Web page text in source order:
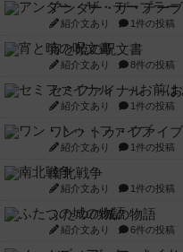
アンダー・ザ・テー
紹介文あり 1件の投稿
宵と暁の呪文書
紹介文あり 8件の投稿
セミファイナル ～お
紹介文あり 1件の投稿
ワン・トゥ・ファイブ
紹介文あり 1件の投稿
南北戦争
紹介文あり 1件の投稿
ふたつの城の物語
紹介文あり 6件の投稿